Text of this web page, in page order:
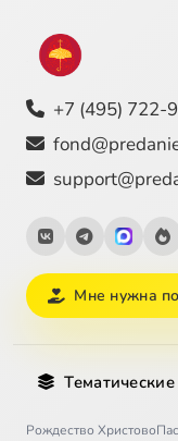
27 Иоанн
28 Иоанн
29
+7 (495) 722-
Мне нужна
Рождество Христово